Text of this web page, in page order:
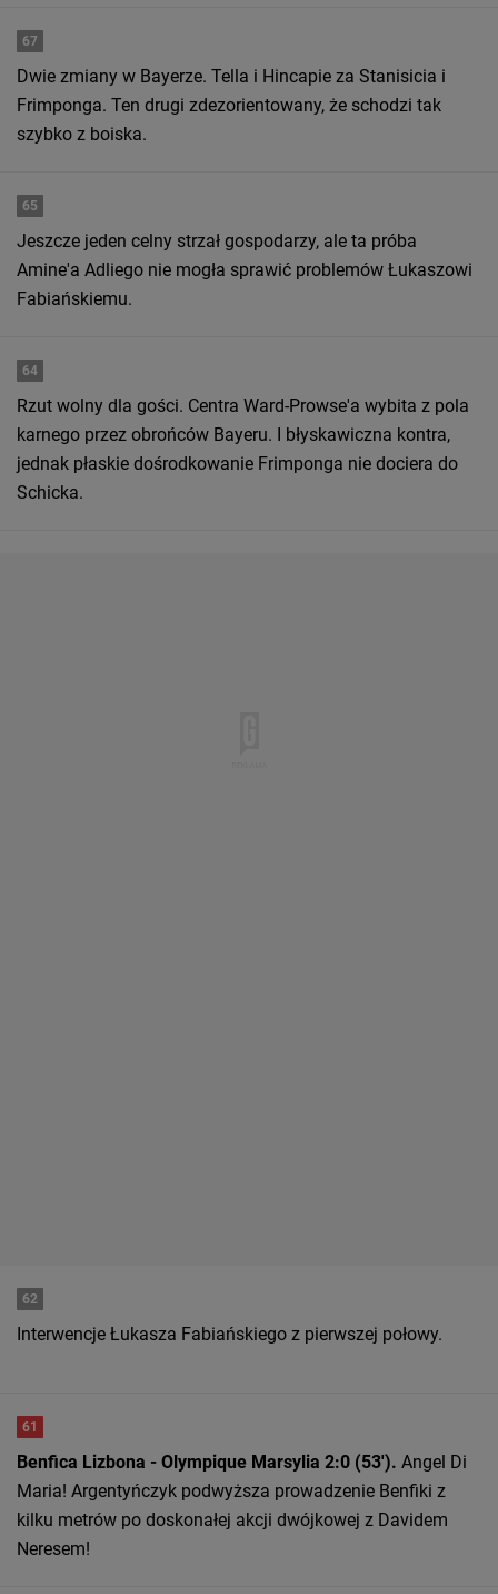
67
Dwie zmiany w Bayerze. Tella i Hincapie za Stanisicia i
Frimponga. Ten drugi zdezorientowany, że schodzi tak
szybko z boiska.
65
Jeszcze jeden celny strzał gospodarzy, ale ta próba
Amine'a Adliego nie mogła sprawić problemów Łukaszowi
Fabiańskiemu.
64
Rzut wolny dla gości. Centra Ward-Prowse'a wybita z pola
karnego przez obrońców Bayeru. I błyskawiczna kontra,
jednak płaskie dośrodkowanie Frimponga nie dociera do
Schicka.
62
Interwencje Łukasza Fabiańskiego z pierwszej połowy.
61
Benfica Lizbona - Olympique Marsylia 2:0 (53'). Angel Di
Maria! Argentyńczyk podwyższa prowadzenie Benfiki z
kilku metrów po doskonałej akcji dwójkowej z Davidem
Neresem!